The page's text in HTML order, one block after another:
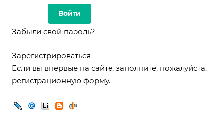
Забыли свой пароль?
Зарегистрироваться
Если вы впервые на сайте, заполните, пожалуйста,
регистрационную форму.